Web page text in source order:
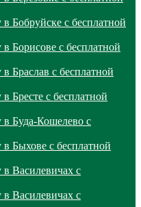
Бобруйске с бесплатной
Борисове с бесплатной
Браслав с бесплатной
Бресте с бесплатной
Буда-Кошелево с
Быхове с бесплатной
Василевичах с
Василевичах с